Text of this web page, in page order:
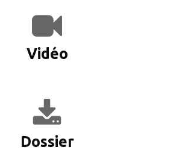
Vidéo
Dossier